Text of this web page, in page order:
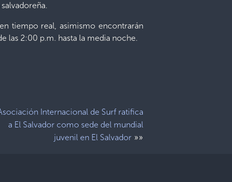
tiempo real, asimismo encontrarán
las 2:00 p.m. hasta la media noche.
Internacional de Surf ratifica
a El Salvador como sede del mundial
juvenil en El Salvador»»